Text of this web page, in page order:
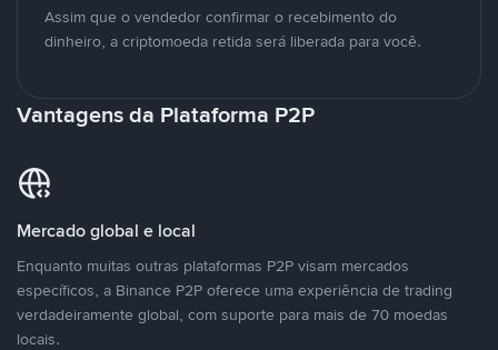
Assim que o vendedor confirmar o recebimento do
dinheiro, a criptomoeda retida será liberada para você.
Vantagens da Plataforma P2P
Mercado global e local
Enquanto muitas outras plataformas P2P visam mercados
específicos, a Binance P2P oferece uma experiência de trading
verdadeiramente global, com suporte para mais de 70 moedas
locais.